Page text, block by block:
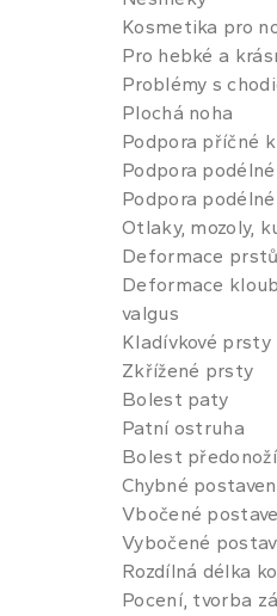
Kosmetika pro
Pro hebké a
Problémy s
Plochá noha
Podpora příčné
Podpora
Podpora
Otlaky, mozoly,
Deformace prstů
Deformace
valgus
Kladívkové prsty
Zkřížené prsty
Bolest paty
Patní ostruha
Bolest předonoží
Chybné
Vbočené
Vybočené
Rozdílná délka
Pocení, tvorba